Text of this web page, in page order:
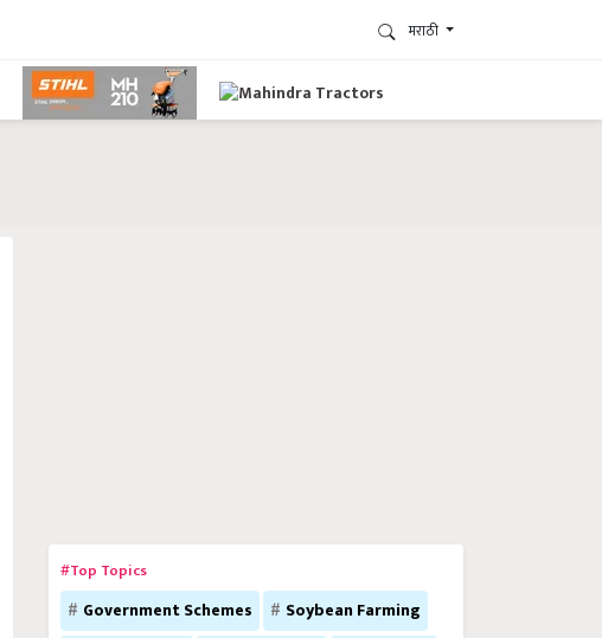
मराठी
#Top Topics
Government Schemes
Soybean Farming